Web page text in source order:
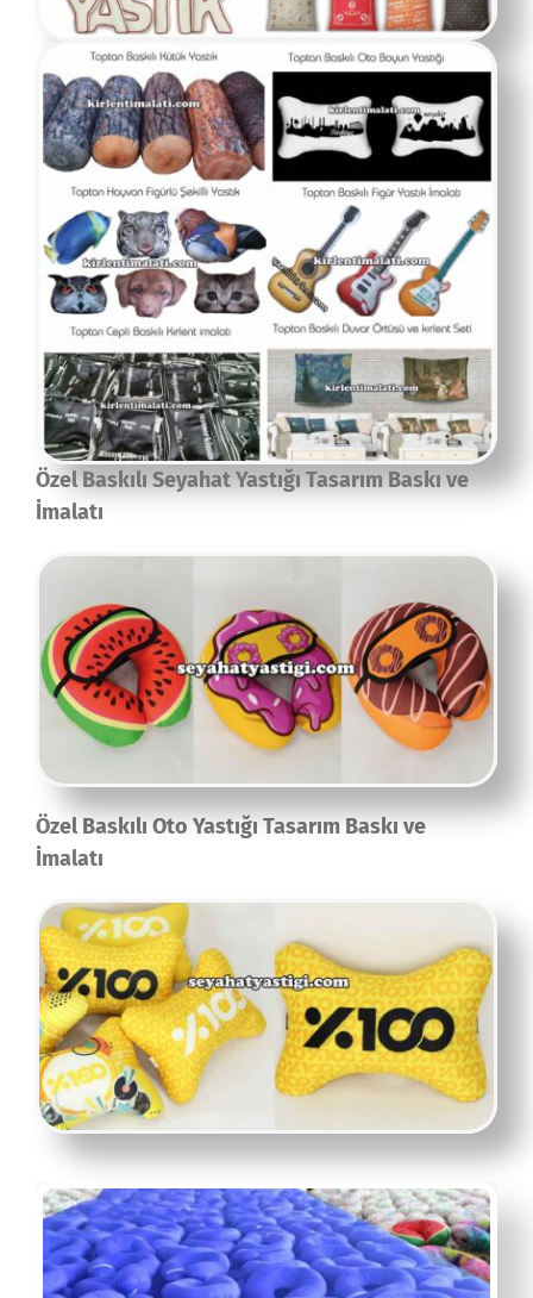
Özel Baskılı Seyahat Yastığı Tasarım Baskı ve
İmalatı
Özel Baskılı Oto Yastığı Tasarım Baskı ve
İmalatı